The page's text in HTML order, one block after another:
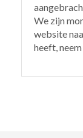
We zijn
website
heeft,